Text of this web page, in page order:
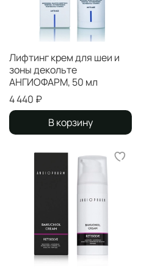
Лифтинг крем для шеи и
зоны декольте
АНГИОФАРМ, 50 мл
4 440 ₽
В корзину